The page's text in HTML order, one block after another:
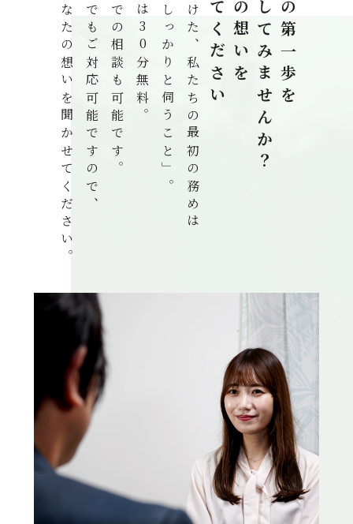
踏み出してみませんか？
解決に向けた、私たちの最初の務めは
「お話をしっかりと伺うこと」。
LINEでの相談も可能です。
土日夜間でもご対応可能ですので、
まずはあなたの想いを聞かせてください。